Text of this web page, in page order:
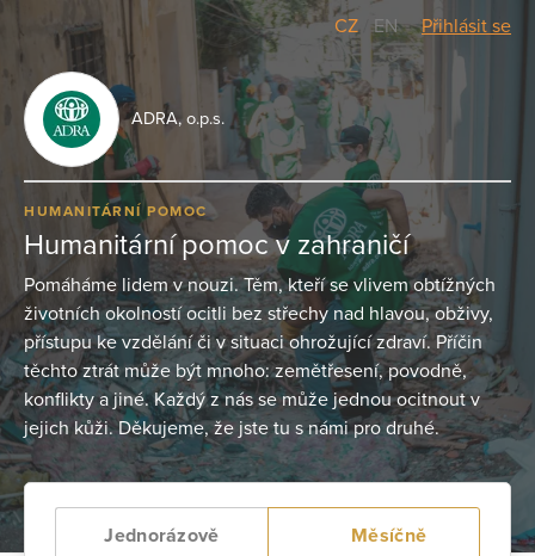
CZ /EN Přihlásit se
ADRA, o.p.s.
HUMANITÁRNÍ POMOC
Humanitární pomoc v zahraničí
Pomáháme lidem v nouzi. Těm, kteří se vlivem obtížných
životních okolností ocitli bez střechy nad hlavou, obživy,
přístupu ke vzdělání či v situaci ohrožující zdraví. Příčin
těchto ztrát může být mnoho: zemětřesení, povodně,
konflikty a jiné. Každý z nás se může jednou ocitnout v
jejich kůži. Děkujeme, že jste tu s námi pro druhé.
Jednorázově Měsíčně